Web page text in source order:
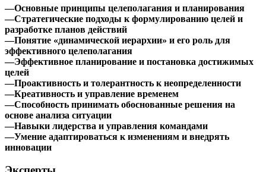
—Основные принципы целеполагания и планирования
—Стратегические подходы к формулированию целей и
разработке планов действий
—Понятие «динамической иерархии» и его роль для
эффективного целеполагания
—Эффективное планирование и постановка достижимых
целей
—Проактивность и толерантность к неопределенности
—Креативность и управление временем
—Способность принимать обоснованные решения на
основе анализа ситуации
—Навыки лидерства и управления командами
—Умение адаптироваться к изменениям и внедрять
инновации